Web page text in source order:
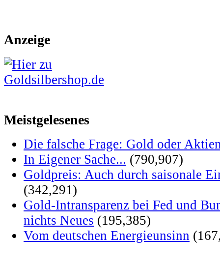
Anzeige
Meistgelesenes
Die falsche Frage: Gold oder
In Eigener Sache... (790,907)
Goldpreis: Auch durch saisonale
(342,291)
Gold-Intransparenz bei Fed und
nichts Neues (195,385)
Vom deutschen Energieunsinn